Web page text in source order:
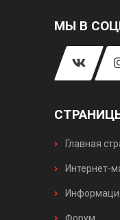
МЫ В
Главная
Интернет-